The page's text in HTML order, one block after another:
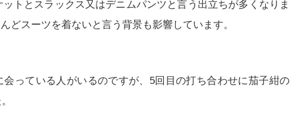
トとスラックス又はデニムパンツと言う出立ちが多くなりま
どスーツを着ないと言う背景も影響しています。
会っている人がいるのですが、5回目の打ち合わせに茄子紺の